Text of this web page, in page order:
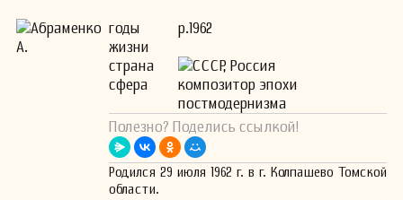
годы
жизни
р.1962
страна
СССР, Россия
сфера
композитор эпохи
постмодернизма
Полезно? Поделись ссылкой!
Родился 29 июля 1962 г. в г. Колпашево Томской
области.